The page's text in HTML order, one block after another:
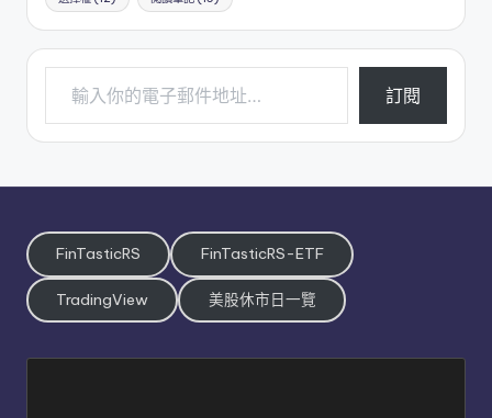
輸入你的電子郵件地址…
訂閱
FinTasticRS FinTasticRS-ETF
TradingView 美股休市日一覽